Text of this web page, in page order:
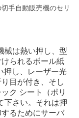
手自動販売機のセリ
械は熱い押し、型
られるボール紙
押し、レーザー光
目が付き、そし
ク シート（ポリ
下さい。それは押
るためにサーバ